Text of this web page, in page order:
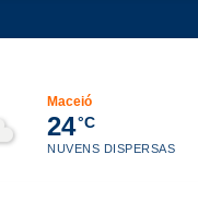
Maceió
24°C
NUVENS DISPERSAS